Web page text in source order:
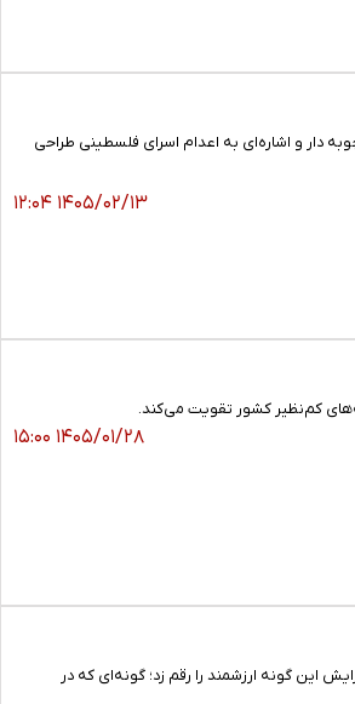
با نمادی از چوبه دار و اشاره‌ای به اعدام اسرای فلسطینی طراحی
۱۴۰۵/۰۲/۱۳ ۱۲:۰۴
کم‌نظیر کشور تقویت می‌کند.
۱۴۰۵/۰۱/۲۸ ۱۵:۰۰
این گونه ارزشمند را رقم زد؛ گونه‌ای که در